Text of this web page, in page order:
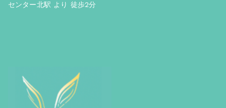
センター北駅 より 徒歩2分